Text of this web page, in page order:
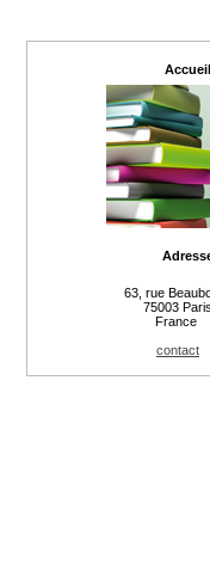
Accueil
63, rue
75003 Paris
France
contact